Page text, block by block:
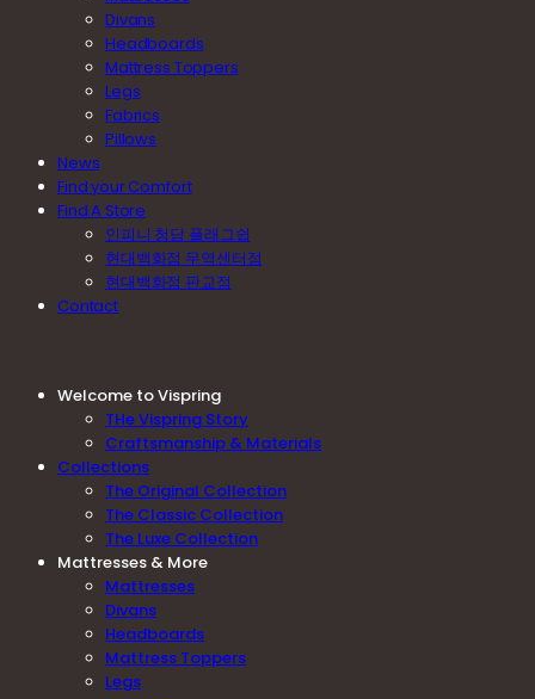
Divans
Headboards
Mattress Toppers
Legs
Fabrics
Pillows
News
Find your Comfort
Find A Store
인피니 청담 플래그쉽
현대백화점 무역센터점
현대백화점 판교점
Contact
Welcome to Vispring
THe Vispring Story
Craftsmanship & Materials
Collections
The Original Collection
The Classic Collection
The Luxe Collection
Mattresses & More
Mattresses
Divans
Headboards
Mattress Toppers
Legs